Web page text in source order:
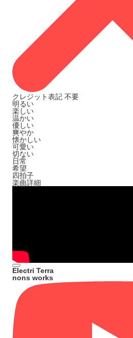
クレジット表記 不要
明るい
楽しい
温かい
優しい
爽やか
懐かしい
可愛い
切ない
日常
希望
四拍子
楽曲詳細
Electri Terra
nons works